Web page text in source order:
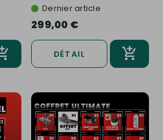
Dernier article
299,00 €
DÉTAIL